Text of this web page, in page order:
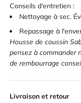
Conseils d'entretien :
Nettoyage à sec.
Repassage à
Housse de coussin
pensez à commander
de rembourrage
Livraison et retour